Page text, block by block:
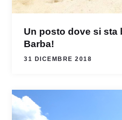
Un posto dove si sta
Barba!
31 DICEMBRE 2018